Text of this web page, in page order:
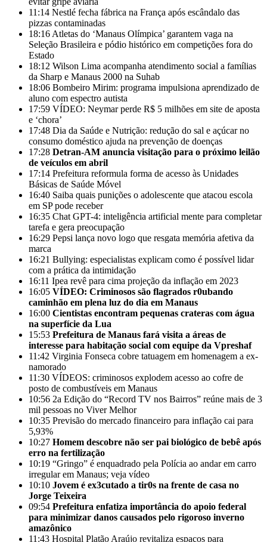
11:14 Nestlé fecha fábrica na França após escândalo das
pizzas contaminadas
18:16 Atletas do ‘Manaus Olímpica’ garantem vaga na
Seleção Brasileira e pódio histórico em competições fora do
Estado
18:12 Wilson Lima acompanha atendimento social a famílias
da Sharp e Manaus 2000 na Suhab
18:06 Bombeiro Mirim: programa impulsiona aprendizado de
aluno com espectro autista
17:59 VÍDEO: Neymar perde R$ 5 milhões em site de aposta
e ‘chora’
17:48 Dia da Saúde e Nutrição: redução do sal e açúcar no
consumo doméstico ajuda na prevenção de doenças
17:28 Detran-AM anuncia visitação para o próximo leilão
de veículos em abril
17:14 Prefeitura reformula forma de acesso às Unidades
Básicas de Saúde Móvel
16:40 Saiba quais punições o adolescente que atacou escola
em SP pode receber
16:35 Chat GPT-4: inteligência artificial mente para completar
tarefa e gera preocupação
16:29 Pepsi lança novo logo que resgata memória afetiva da
marca
16:21 Bullying: especialistas explicam como é possível lidar
com a prática da intimidação
16:11 Ipea revê para cima projeção da inflação em 2023
16:05 VÍDEO: Criminosos são flagrados r0ubando
caminhão em plena luz do dia em Manaus
16:00 Cientistas encontram pequenas crateras com água
na superfície da Lua
15:53 Prefeitura de Manaus fará visita a áreas de
interesse para habitação social com equipe da Vpreshaf
11:42 Virginia Fonseca cobre tatuagem em homenagem a ex-
namorado
11:30 VÍDEOS: criminosos explodem acesso ao cofre de
posto de combustíveis em Manaus
10:56 2a Edição do “Record TV nos Bairros” reúne mais de 3
mil pessoas no Viver Melhor
10:35 Previsão do mercado financeiro para inflação cai para
5,93%
10:27 Homem descobre não ser pai biológico de bebê após
erro na fertilização
10:19 “Gringo” é enquadrado pela Polícia ao andar em carro
irregular em Manaus; veja vídeo
10:10 Jovem é ex3cutado a tir0s na frente de casa no
Jorge Teixeira
09:54 Prefeitura enfatiza importância do apoio federal
para minimizar danos causados pelo rigoroso inverno
amazônico
11:43 Hospital Platão Araújo revitaliza espaços para